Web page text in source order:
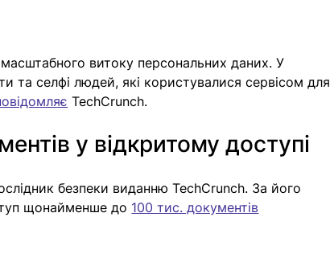
витоку персональних даних. У
та селфі людей, які користувалися сервісом для
TechCrunch.
у відкритому доступі
безпеки виданню TechCrunch. За його
щонайменше до 100 тис. документів